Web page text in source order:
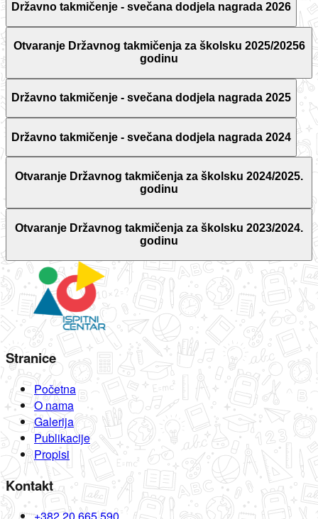
Državno takmičenje - svečana dodjela nagrada 2026
Otvaranje Državnog takmičenja za školsku 2025/20256
godinu
Državno takmičenje - svečana dodjela nagrada 2025
Državno takmičenje - svečana dodjela nagrada 2024
Otvaranje Državnog takmičenja za školsku 2024/2025.
godinu
Otvaranje Državnog takmičenja za školsku 2023/2024.
godinu
Stranice
Početna
O nama
Galerija
Publikacije
Propisi
Kontakt